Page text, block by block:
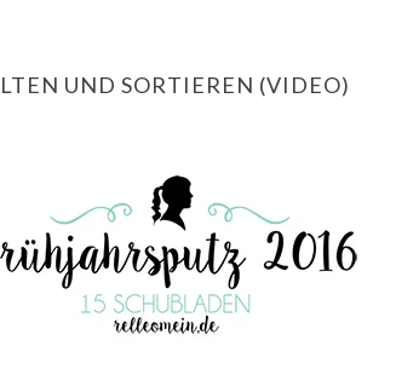
UND SORTIEREN (VIDEO)